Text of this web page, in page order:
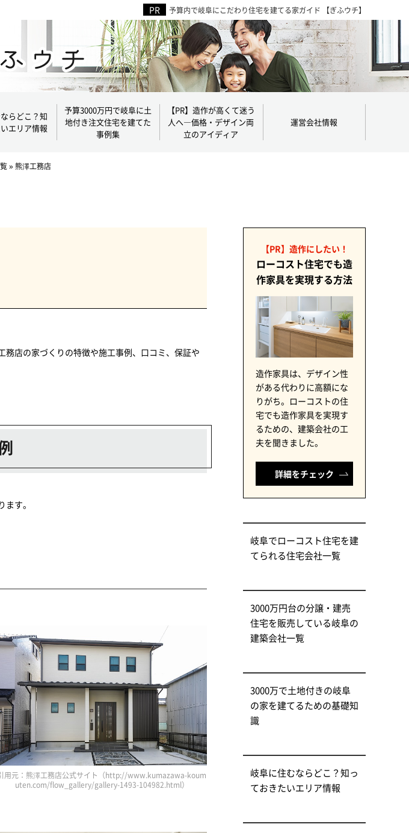
予算内で岐阜にこだわり住宅を建てる家ガイド 【ぎふウチ】
らどこ？知
エリア情報
予算3000万円で岐阜に土
地付き注文住宅を建てた
事例集
【PR】造作が高くて迷う
人へ―価格・デザイン両
立のアイディア
運営会社情報
»熊澤工務店
店の家づくりの特徴や施工事例、口コミ、保証や
す。
用元：熊澤工務店公式サイト（http://www.kumazawa-koum
uten.com/flow_gallery/gallery-1493-104982.html）
【PR】造作にしたい！
ローコスト住宅でも造
作家具を実現する方法
造作家具は、デザイン性
がある代わりに高額にな
りがち。ローコストの住
宅でも造作家具を実現す
るための、建築会社の工
夫を聞きました。
詳細をチェック
岐阜でローコスト住宅を建
てられる住宅会社一覧
3000万円台の分譲・建売
住宅を販売している岐阜の
建築会社一覧
3000万で土地付きの岐阜
の家を建てるための基礎知
識
岐阜に住むならどこ？知っ
ておきたいエリア情報